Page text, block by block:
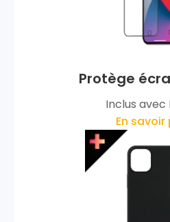
Protège
Inclus avec
En savoir